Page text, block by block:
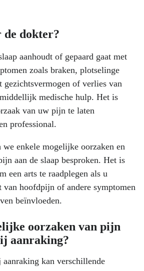
de dokter?
aanhoudt of gepaard gaat met
zoals braken, plotselinge
gezichtsvermogen of verlies van
medische hulp. Het is
van uw pijn te laten
professional.
enkele mogelijke oorzaken en
aan de slaap besproken. Het is
een arts te raadplegen als u
van hoofdpijn of andere symptomen
beïnvloeden.
oorzaken van pijn
aanraking?
kan verschillende